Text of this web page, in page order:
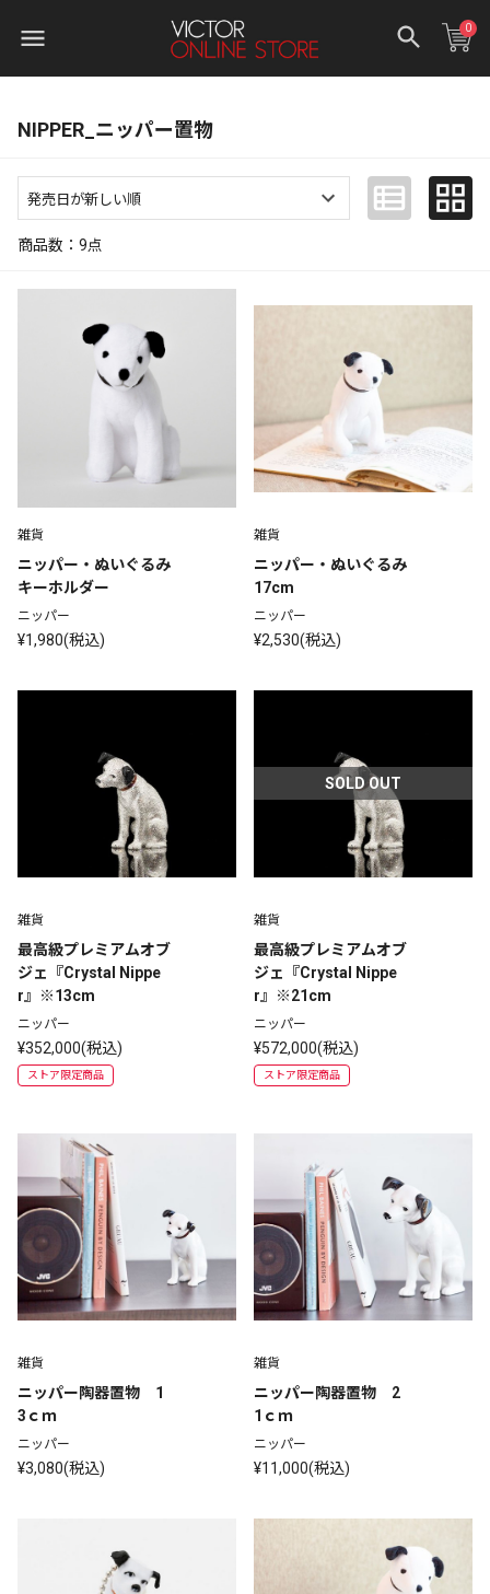
0
NIPPER_ニッパー置物
商品数： 9点
雑貨
ニッパー・ぬいぐるみ
キーホルダー
ニッパー
¥1,980(税込)
雑貨
ニッパー・ぬいぐるみ
17cm
ニッパー
¥2,530(税込)
雑貨
最高級プレミアムオブ
ジェ『Crystal Nippe
r』※13cm
ニッパー
¥352,000(税込)
ストア限定商品
SOLD OUT
雑貨
最高級プレミアムオブ
ジェ『Crystal Nippe
r』※21cm
ニッパー
¥572,000(税込)
ストア限定商品
雑貨
ニッパー陶器置物　1
3ｃｍ
ニッパー
¥3,080(税込)
雑貨
ニッパー陶器置物　2
1ｃｍ
ニッパー
¥11,000(税込)